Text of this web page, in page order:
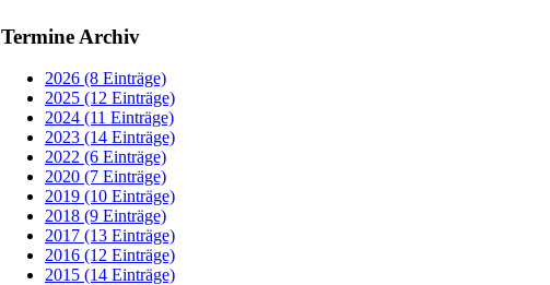
Termine Archiv
2026 (8 Einträge)
2025 (12 Einträge)
2024 (11 Einträge)
2023 (14 Einträge)
2022 (6 Einträge)
2020 (7 Einträge)
2019 (10 Einträge)
2018 (9 Einträge)
2017 (13 Einträge)
2016 (12 Einträge)
2015 (14 Einträge)